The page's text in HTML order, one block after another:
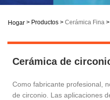
Hogar > Productos > Cerámica Fina >
Cerámica de
Como fabricante profesional,
de circonio. Las aplicaciones